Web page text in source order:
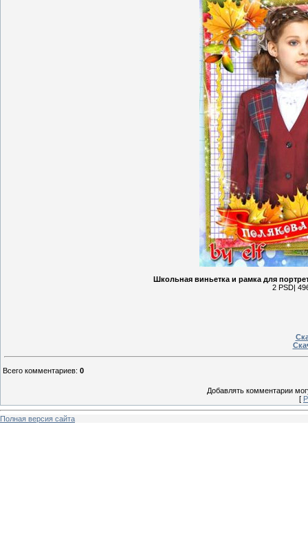
Школьная виньетка и рамка для
2 PSD|
Всего комментариев: 0
Добавлять комментарии
[
Полная версия сайта